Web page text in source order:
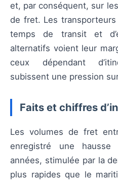
et, par conséquent, sur
de fret. Les transporteurs
temps de transit et
alternatifs voient leur
ceux dépendant
subissent une pression
Faits et chiffres
Les volumes de fret
enregistré une hausse
années, stimulée par la
plus rapides que le